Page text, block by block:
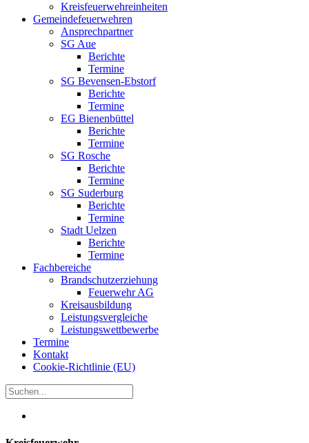
Kreisfeuerwehreinheiten
Gemeindefeuerwehren
Ansprechpartner
SG Aue
Berichte
Termine
SG Bevensen-Ebstorf
Berichte
Termine
EG Bienenbüttel
Berichte
Termine
SG Rosche
Berichte
Termine
SG Suderburg
Berichte
Termine
Stadt Uelzen
Berichte
Termine
Fachbereiche
Brandschutzerziehung
Feuerwehr AG
Kreisausbildung
Leistungsvergleiche
Leistungswettbewerbe
Termine
Kontakt
Cookie-Richtlinie (EU)